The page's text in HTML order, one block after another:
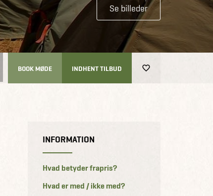
Se billeder
BOOK MØDE INDHENT TILBUD
INFORMATION
Hvad betyder frapris?
Hvad er med / ikke med?